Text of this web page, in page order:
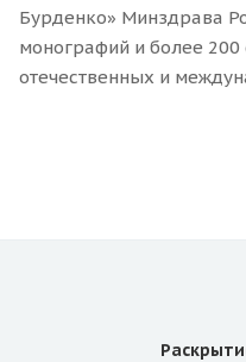
Бурденко» Минздрава
монографий и более
отечественных и